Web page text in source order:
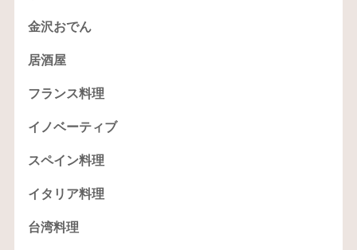
金沢おでん
居酒屋
フランス料理
イノベーティブ
スペイン料理
イタリア料理
台湾料理